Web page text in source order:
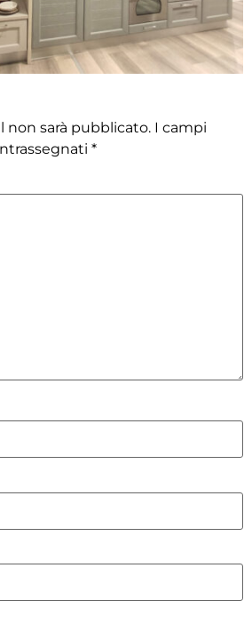
non sarà pubblicato. I campi
*